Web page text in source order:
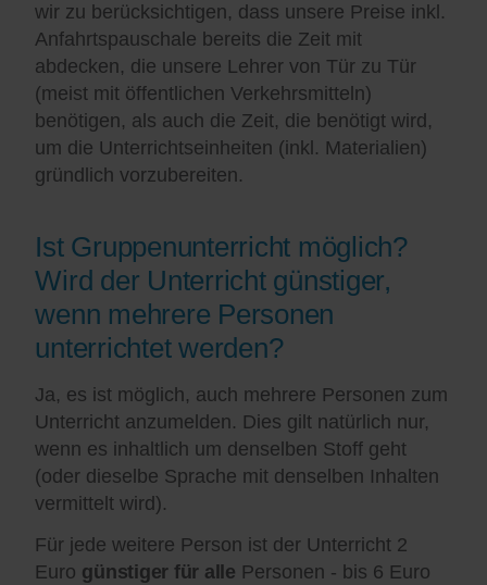
wir zu berücksichtigen, dass unsere Preise inkl.
Anfahrtspauschale bereits die Zeit mit
abdecken, die unsere Lehrer von Tür zu Tür
(meist mit öffentlichen Verkehrsmitteln)
benötigen, als auch die Zeit, die benötigt wird,
um die Unterrichtseinheiten (inkl. Materialien)
gründlich vorzubereiten.
Ist Gruppenunterricht möglich?
Wird der Unterricht günstiger,
wenn mehrere Personen
unterrichtet werden?
Ja, es ist möglich, auch mehrere Personen zum
Unterricht anzumelden. Dies gilt natürlich nur,
wenn es inhaltlich um denselben Stoff geht
(oder dieselbe Sprache mit denselben Inhalten
vermittelt wird).
Für jede weitere Person ist der Unterricht 2
Euro günstiger für alle Personen - bis 6 Euro